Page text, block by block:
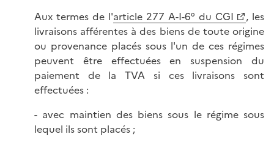
Aux termes de l'article 277 A-I-6° du CGI
, les
livraisons afférentes à des biens de toute origine
ou provenance placés sous l'un de ces régimes
peuvent être effectuées en suspension du
paiement de la TVA si ces livraisons sont
effectuées :
- avec maintien des biens sous le régime sous
lequel ils sont placés ;